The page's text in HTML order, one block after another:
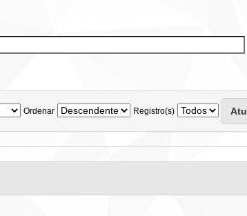
Ordenar Registro(s)